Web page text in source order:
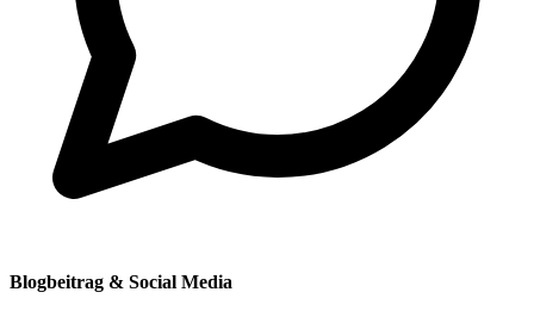
Blogbeitrag & Social Media